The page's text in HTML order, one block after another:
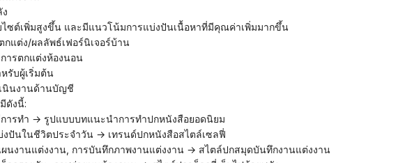
ไซต์เพิ่มสูงขึ้น และมีแนวโน้มการแบ่งปันเนื้อหาที่มีคุณค่าเพิ่มมากขึ้น
แต่ง/ผลลัพธ์เฟอร์นิเจอร์บ้าน
ารตกแต่งห้องนอน
รับผู้เริ่มต้น
นินงานด้านบัญชี
ดังนี้:
ารทำ → รูปแบบบทแนะนำการทำปกหนังสือยอดนิยม
งปันในชีวิตประจำวัน → เทรนด์ปกหนังสือสไตล์เซลฟี่
ผนงานแต่งงาน, การบันทึกภาพงานแต่งงาน → สไตล์ปกสมุดบันทึกงานแต่งงาน